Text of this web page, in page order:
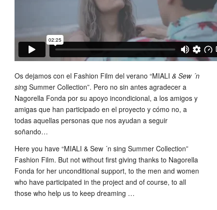
Os dejamos con el Fashion Film del verano “MIALI & Sew ´n
sing Summer Collection”. Pero no sin antes agradecer a
Nagorella Fonda por su apoyo incondicional, a los amigos y
amigas que han participado en el proyecto y cómo no, a
todas aquellas personas que nos ayudan a seguir
soñando…
Here you have “MIALI & Sew ´n sing Summer Collection”
Fashion Film. But not without first giving thanks to Nagorella
Fonda for her unconditional support, to the men and women
who have participated in the project and of course, to all
those who help us to keep dreaming …